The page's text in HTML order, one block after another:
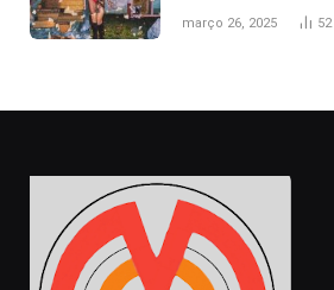
naturais’
março 26, 2025 52